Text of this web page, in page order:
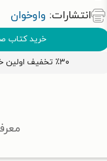
انتشارات: واوخوان
خرید کتاب
٪۳۰ تخفیف اولین خرید کتاب با کد